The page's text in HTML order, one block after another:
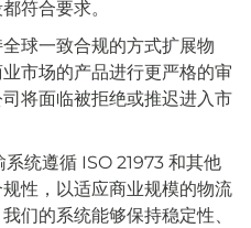
符合要求。
球一致合规的方式扩展物
市场的产品进行更严格的审
将面临被拒绝或推迟进入市
统遵循 ISO 21973 和其他
性，以适应商业规模的物流
们的系统能够保持稳定性、